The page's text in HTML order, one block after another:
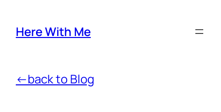
Here With Me
←back to Blog